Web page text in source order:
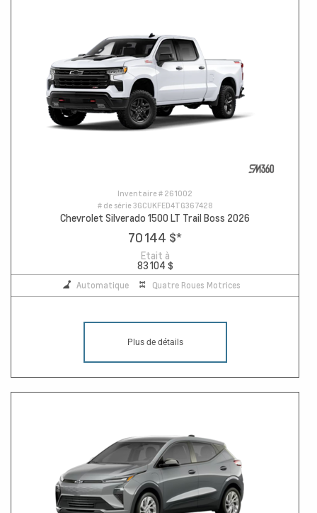
Inventaire # 261002
# de série3GCUKFED4TG367428
Chevrolet Silverado 1500 LT Trail Boss 2026
70 144 $*
Etait à
83 104 $
Automatique Quatre Roues Motrices
Plus de détails